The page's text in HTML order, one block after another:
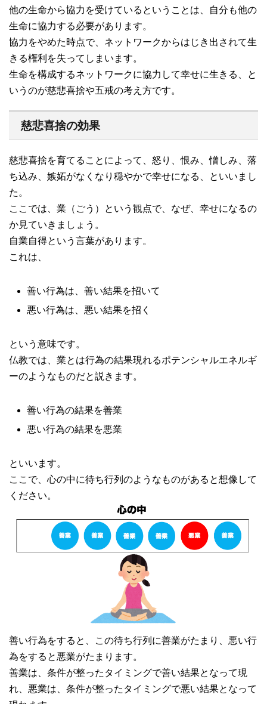
他の生命から協力を受けているということは、自分も他の
生命に協力する必要があります。
協力をやめた時点で、ネットワークからはじき出されて生
きる権利を失ってしまいます。
生命を構成するネットワークに協力して幸せに生きる、と
いうのが慈悲喜捨や五戒の考え方です。
慈悲喜捨の効果
慈悲喜捨を育てることによって、怒り、恨み、憎しみ、落
ち込み、嫉妬がなくなり穏やかで幸せになる、といいまし
た。
ここでは、業（ごう）という観点で、なぜ、幸せになるの
か見ていきましょう。
自業自得という言葉があります。
これは、
善い行為は、善い結果を招いて
悪い行為は、悪い結果を招く
という意味です。
仏教では、業とは行為の結果現れるポテンシャルエネルギ
ーのようなものだと説きます。
善い行為の結果を善業
悪い行為の結果を悪業
といいます。
ここで、心の中に待ち行列のようなものがあると想像して
ください。
善い行為をすると、この待ち行列に善業がたまり、悪い行
為をすると悪業がたまります。
善業は、条件が整ったタイミングで善い結果となって現
れ、悪業は、条件が整ったタイミングで悪い結果となって